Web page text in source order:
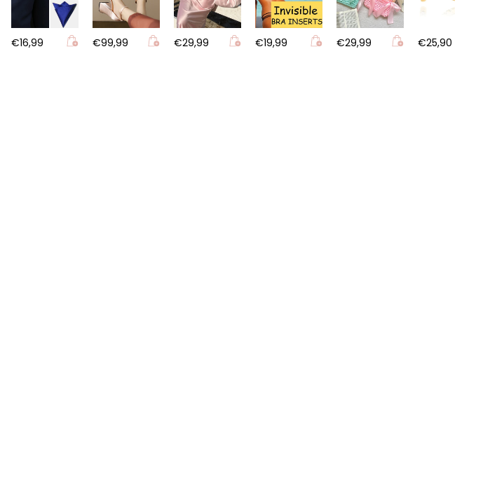
€16,99 €99,99 €29,99 €19,99 €29,99 €25,90